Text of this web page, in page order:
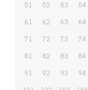
51
52 53 54
61
62 63 64
71
72 73 74
81
82 83 84
91
92 93 94